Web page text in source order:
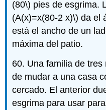
(80\) pies de esgrima.
(A(x)=x(80-2 x)\) da el
está el ancho de un
máxima del patio.
60. Una familia de
de mudar a una casa
cercado. El anterior
esgrima para usar